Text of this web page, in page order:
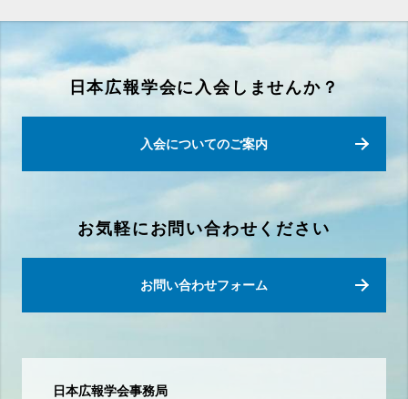
日本広報学会に入会しませんか？
入会についてのご案内
お気軽にお問い合わせください
お問い合わせフォーム
日本広報学会事務局